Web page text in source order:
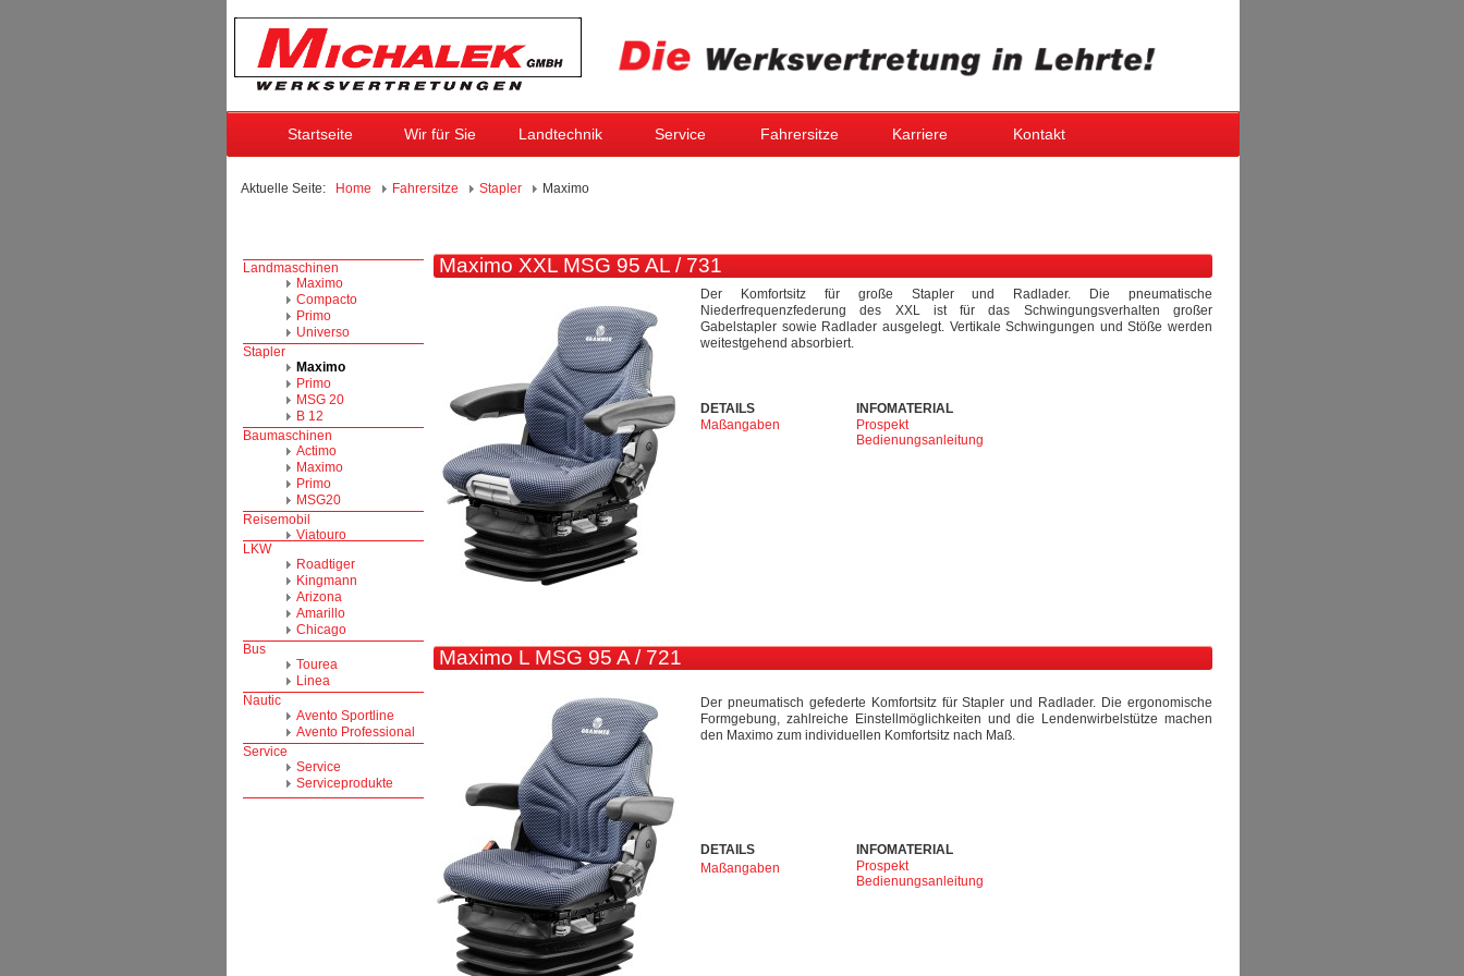
Startseite Wir für Sie Landtechnik Service Fahrersitze Karriere Kontakt
Aktuelle Seite: Home Fahrersitze Stapler Maximo
Maximo XXL MSG 95 AL / 731
Der Komfortsitz für große Stapler und Radlader. Die pneumatische
Niederfrequenzfederung des XXL ist für das Schwingungsverhalten großer
Gabelstapler sowie Radlader ausgelegt. Vertikale Schwingungen und Stöße werden
weitestgehend absorbiert.
DETAILS
Maßangaben
INFOMATERIAL
Prospekt
Bedienungsanleitung
Maximo L MSG 95 A / 721
Der pneumatisch gefederte Komfortsitz für Stapler und Radlader. Die ergonomische
Formgebung, zahlreiche Einstellmöglichkeiten und die Lendenwirbelstütze machen
den Maximo zum individuellen Komfortsitz nach Maß.
DETAILS
Maßangaben
INFOMATERIAL
Prospekt
Bedienungsanleitung